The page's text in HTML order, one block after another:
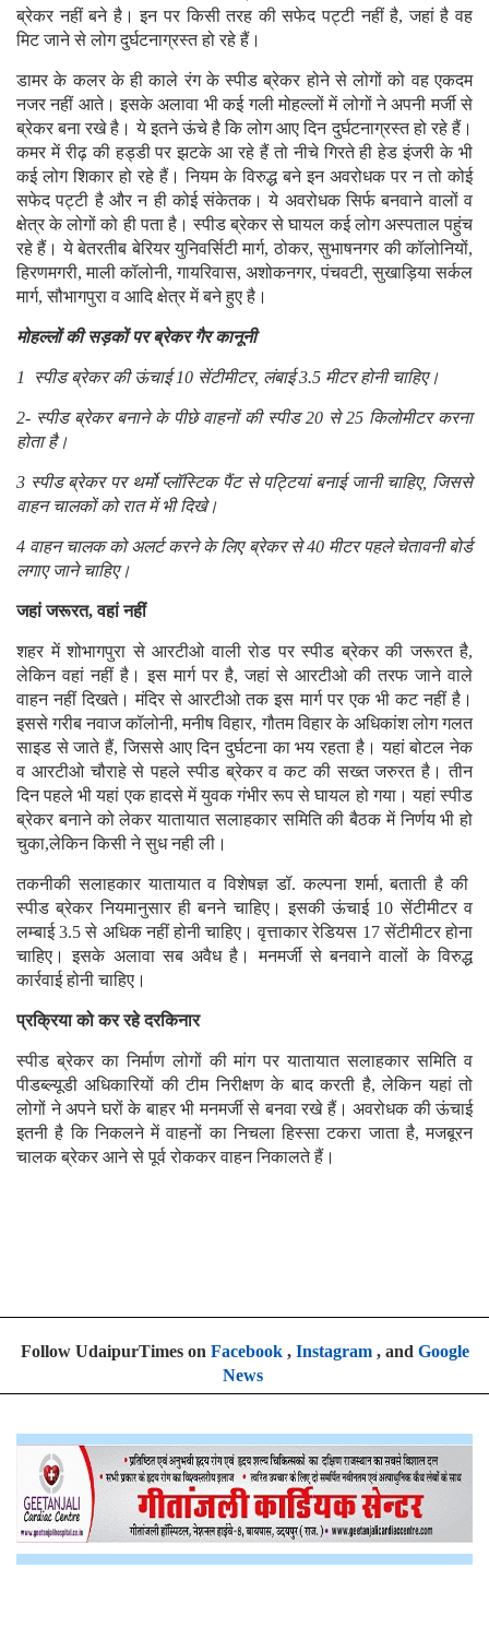
ब्रेकर नहीं बने है। इन पर किसी तरह की सफेद पट्टी नहीं है, जहां है वह
मिट जाने से लोग दुर्घटनाग्रस्त हो रहे हैं।
डामर के कलर के ही काले रंग के स्पीड ब्रेकर होने से लोगों को वह एकदम
नजर नहीं आते। इसके अलावा भी कई गली मोहल्लों में लोगों ने अपनी मर्जी से
ब्रेकर बना रखे है। ये इतने ऊंचे है कि लोग आए दिन दुर्घटनाग्रस्त हो रहे हैं।
कमर में रीढ़ की हड्डी पर झटके आ रहे हैं तो नीचे गिरते ही हेड इंजरी के भी
कई लोग शिकार हो रहे हैं। नियम के विरुद्ध बने इन अवरोधक पर न तो कोई
सफेद पट्टी है और न ही कोई संकेतक। ये अवरोधक सिर्फ बनवाने वालों व
क्षेत्र के लोगों को ही पता है। स्पीड ब्रेकर से घायल कई लोग अस्पताल पहुंच
रहे हैं। ये बेतरतीब बेरियर युनिवर्सिटी मार्ग, ठोकर, सुभाषनगर की कॉलोनियों,
हिरणमगरी, माली कॉलोनी, गायरिवास, अशोकनगर, पंचवटी, सुखाड़िया सर्कल
मार्ग, सौभागपुरा व आदि क्षेत्र में बने हुए है।
मोहल्लों की सड़कों पर ब्रेकर गैर कानूनी
1 स्पीड ब्रेकर की ऊंचाई 10 सेंटीमीटर, लंबाई 3.5 मीटर होनी चाहिए।
2- स्पीड ब्रेकर बनाने के पीछे वाहनों की स्पीड 20 से 25 किलोमीटर करना
होता है।
3 स्पीड ब्रेकर पर थर्मो प्लॉस्टिक पैंट से पट्टियां बनाई जानी चाहिए, जिससे
वाहन चालकों को रात में भी दिखे।
4 वाहन चालक को अलर्ट करने के लिए ब्रेकर से 40 मीटर पहले चेतावनी बोर्ड
लगाए जाने चाहिए।
जहां जरूरत, वहां नहीं
शहर में शोभागपुरा से आरटीओ वाली रोड पर स्पीड ब्रेकर की जरूरत है,
लेकिन वहां नहीं है। इस मार्ग पर है, जहां से आरटीओ की तरफ जाने वाले
वाहन नहीं दिखते। मंदिर से आरटीओ तक इस मार्ग पर एक भी कट नहीं है।
इससे गरीब नवाज कॉलोनी, मनीष विहार, गौतम विहार के अधिकांश लोग गलत
साइड से जाते हैं, जिससे आए दिन दुर्घटना का भय रहता है। यहां बोटल नेक
व आरटीओ चौराहे से पहले स्पीड ब्रेकर व कट की सख्त जरुरत है। तीन
दिन पहले भी यहां एक हादसे में युवक गंभीर रूप से घायल हो गया। यहां स्पीड
ब्रेकर बनाने को लेकर यातायात सलाहकार समिति की बैठक में निर्णय भी हो
चुका,लेकिन किसी ने सुध नही ली।
तकनीकी सलाहकार यातायात व विशेषज्ञ डॉ. कल्पना शर्मा, बताती है की
स्पीड ब्रेकर नियमानुसार ही बनने चाहिए। इसकी ऊंचाई 10 सेंटीमीटर व
लम्बाई 3.5 से अधिक नहीं होनी चाहिए। वृत्ताकार रेडियस 17 सेंटीमीटर होना
चाहिए। इसके अलावा सब अवैध है। मनमर्जी से बनवाने वालों के विरुद्ध
कार्रवाई होनी चाहिए।
प्रक्रिया को कर रहे दरकिनार
स्पीड ब्रेकर का निर्माण लोगों की मांग पर यातायात सलाहकार समिति व
पीडब्ल्यूडी अधिकारियों की टीम निरीक्षण के बाद करती है, लेकिन यहां तो
लोगों ने अपने घरों के बाहर भी मनमर्जी से बनवा रखे हैं। अवरोधक की ऊंचाई
इतनी है कि निकलने में वाहनों का निचला हिस्सा टकरा जाता है, मजबूरन
चालक ब्रेकर आने से पूर्व रोककर वाहन निकालते हैं।
Follow UdaipurTimes on Facebook, Instagram, and Google
News